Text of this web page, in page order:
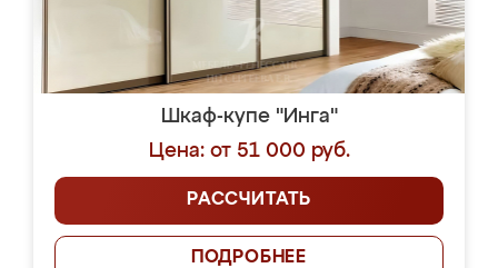
Шкаф-купе "Инга"
Цена: от 51 000 руб.
РАССЧИТАТЬ
ПОДРОБНЕЕ